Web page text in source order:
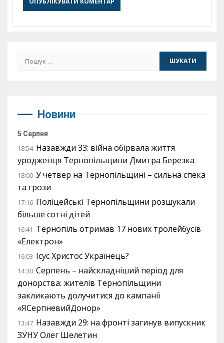
Пошук:
Новини
5 Серпня
18:54 Назавжди 33: війна обірвала життя
уродженця Тернопільщини Дмитра Березка
18:00 У четвер на Тернопільщині – сильна спека
та грози
17:16 Поліцейські Тернопільщини розшукали
більше сотні дітей
16:41 Тернопіль отримав 17 нових тролейбусів
«Електрон»
16:03 Ісус Христос Українець?
14:30 Серпень – найскладніший період для
донорства: жителів Тернопільщини
закликають долучитися до кампанії
«ЯСерпневийДонор»
13:47 Назавжди 29: на фронті загинув випускник
ЗУНУ Олег Шелетин